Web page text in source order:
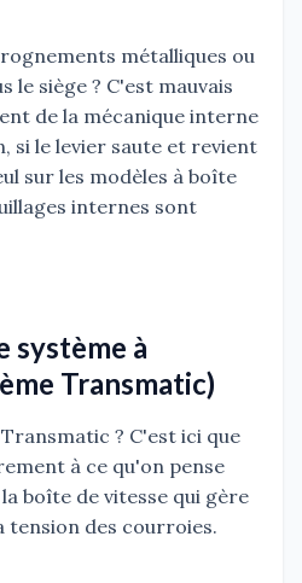
métalliques ou
le siège ? C'est mauvais
de la mécanique interne
si le levier saute et revient
sur les modèles à boîte
internes sont
système à
Transmatic)
? C'est ici que
à ce qu'on pense
boîte de vitesse qui gère
tension des courroies.